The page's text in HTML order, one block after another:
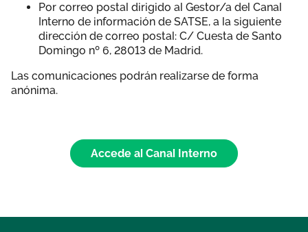
Por correo postal dirigido al Gestor/a del Canal
Interno de información de SATSE, a la siguiente
dirección de correo postal: C/ Cuesta de Santo
Domingo nº 6, 28013 de Madrid.
Las comunicaciones podrán realizarse de forma
anónima.
Accede al Canal Interno